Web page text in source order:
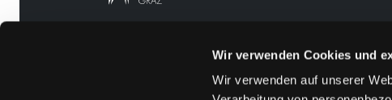
Wir verwenden Cookies und
Wir verwenden auf unserer
Feedback
Kontakt